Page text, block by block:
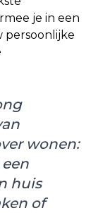
je in een
persoonlijke
wonen:
huis
of